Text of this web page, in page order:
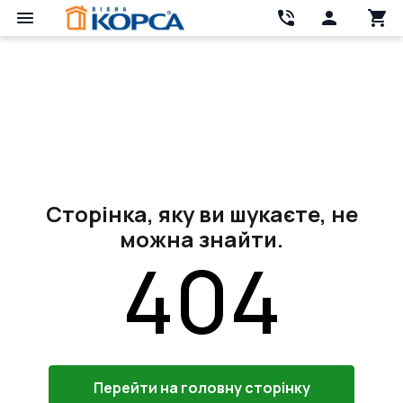
Сторінка, яку ви шукаєте, не
можна знайти.
404
Перейти на головну сторінку